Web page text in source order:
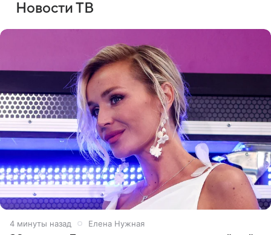
Новости ТВ
4 минуты назад Елена Нужная